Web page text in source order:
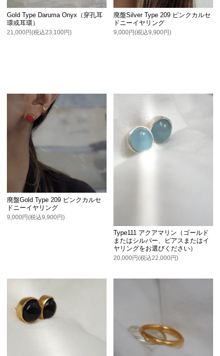
Gold Type Daruma Onyx（穿孔耳
環或耳環）
21,000円(税込23,100円)
廃盤Silver Type 209 ピンクカルセ
ドニーイヤリング
9,000円(税込9,900円)
廃盤Gold Type 209 ピンクカルセ
ドニーイヤリング
9,000円(税込9,900円)
Type111 アクアマリン（ゴールド
またはシルバー、ピアスまたはイ
ヤリングをお選びください）
20,000円(税込22,000円)